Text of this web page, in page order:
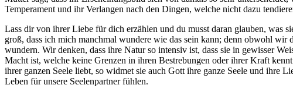
Temperament und ihr Verlangen nach den Dingen, welche nicht dazu
Lass dir von ihrer Liebe für dich erzählen und du musst daran glauben, was
groß, dass ich mich manchmal wundere wie das sein kann; denn obwohl wir
wundern. Wir denken, dass ihre Natur so intensiv ist, dass sie in gewisser
Macht ist, welche keine Grenzen in ihren Bestrebungen oder ihrer Kraft
ihrer ganzen Seele liebt, so widmet sie auch Gott ihre ganze Seele und
Leben für unsere Seelenpartner fühlen.